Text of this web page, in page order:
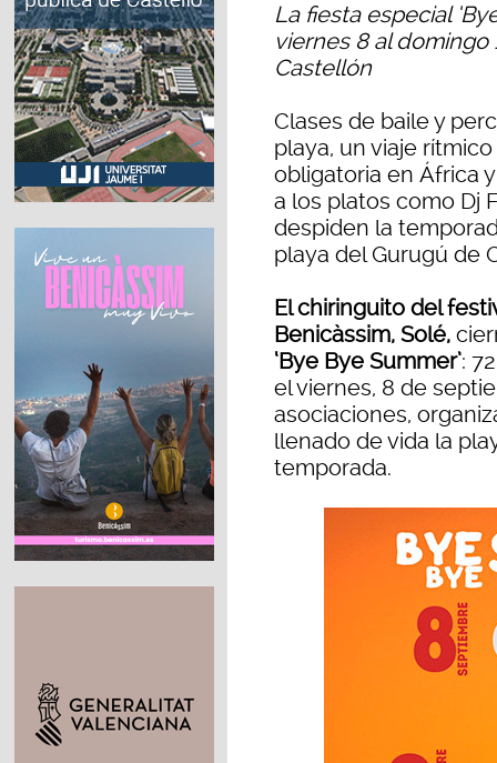
La fiesta especial
viernes 8 al
Castellón
Clases de baile y
playa, un viaje
obligatoria en África
a los platos como Dj
despiden la
playa del Gurugú de
El chiringuito del
Benicàssim, Solé,
‘Bye Bye Summer’:
el viernes, 8 de
asociaciones,
llenado de vida la
temporada.